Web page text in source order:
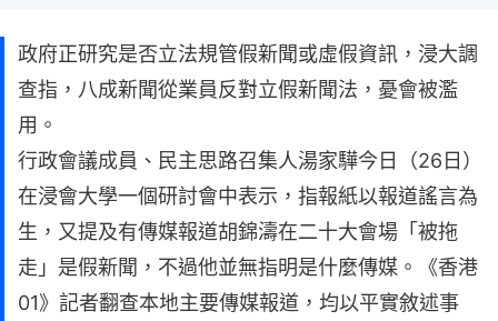
政府正研究是否立法規管假新聞或虛假資訊，浸大調
查指，八成新聞從業員反對立假新聞法，憂會被濫
用。
行政會議成員、民主思路召集人湯家驊今日（26日）
在浸會大學一個研討會中表示，指報紙以報道謠言為
生，又提及有傳媒報道胡錦濤在二十大會場「被拖
走」是假新聞，不過他並無指明是什麼傳媒。《香港
01》記者翻查本地主要傳媒報道，均以平實敘述事